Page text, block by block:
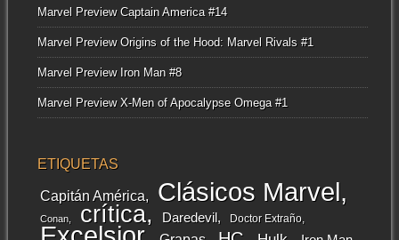
Marvel Preview Captain America #14
Marvel Preview Origins of the Hood: Marvel Rivals #1
Marvel Preview Iron Man #8
Marvel Preview X-Men of Apocalypse Omega #1
ETIQUETAS
Capitán América Clásicos Marvel
Conan crítica Daredevil Doctor Extraño